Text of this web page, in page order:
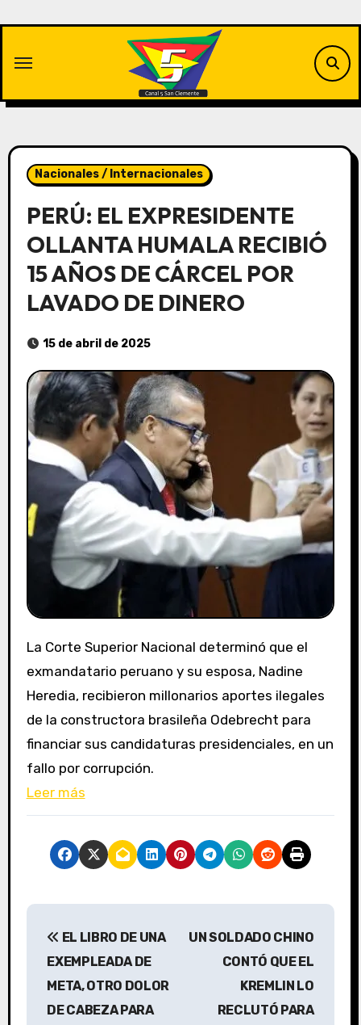
contenido
Nacionales / Internacionales
PERÚ: EL EXPRESIDENTE
OLLANTA HUMALA RECIBIÓ
15 AÑOS DE CÁRCEL POR
LAVADO DE DINERO
15 de abril de 2025
La Corte Superior Nacional determinó que el
exmandatario peruano y su esposa, Nadine
Heredia, recibieron millonarios aportes ilegales
de la constructora brasileña Odebrecht para
financiar sus candidaturas presidenciales, en un
fallo por corrupción.
Leer más
N
EL LIBRO DE UNA
EXEMPLEADA DE
META, OTRO DOLOR
DE CABEZA PARA
UN SOLDADO CHINO
CONTÓ QUE EL
KREMLIN LO
RECLUTÓ PARA